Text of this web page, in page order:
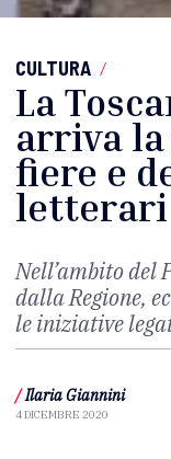
CULTURA /
La
arriva la
fiere e
letterari
Nell’ambito del
dalla Regione,
le iniziative
/ Ilaria Giannini
4 DICEMBRE 2020